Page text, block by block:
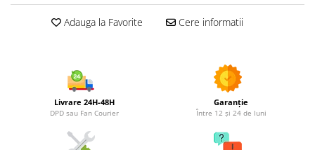
Mașini hidraulice de despicat
Plug de scos cartofi
Freze de pamant
Adauga la Favorite Cere informatii
Livrare 24H-48H
DPD sau Fan Courier
Garanție
Între 12 și 24 de luni